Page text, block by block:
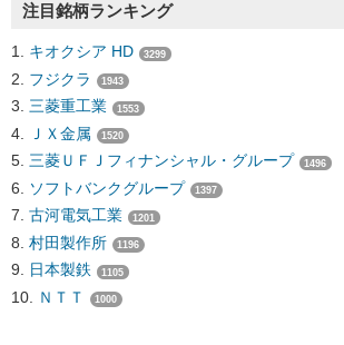
注目銘柄ランキング
キオクシア HD 3299
フジクラ 1943
三菱重工業 1553
ＪＸ金属 1520
三菱ＵＦＪフィナンシャル・グループ 1496
ソフトバンクグループ 1397
古河電気工業 1201
村田製作所 1196
日本製鉄 1105
ＮＴＴ 1000